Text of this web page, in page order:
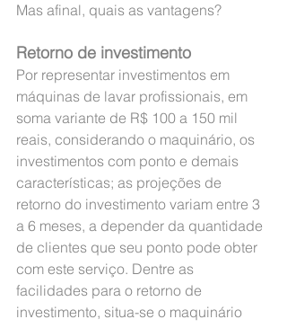
Mas afinal, quais as vantagens?
Retorno de investimento
Por representar investimentos em
máquinas de lavar profissionais, em
soma variante de R$ 100 a 150 mil
reais, considerando o maquinário, os
investimentos com ponto e demais
características; as projeções de
retorno do investimento variam entre 3
a 6 meses, a depender da quantidade
de clientes que seu ponto pode obter
com este serviço. Dentre as
facilidades para o retorno de
investimento, situa-se o maquinário